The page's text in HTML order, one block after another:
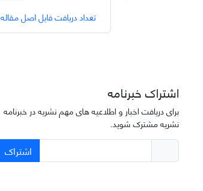
تعداد دریافت فایل اصل مقاله
اشتراک خبرنامه
برای دریافت اخبار و اطلاعیه های مهم نشریه در خبرنامه
نشریه مشترک شوید.
اشتراک